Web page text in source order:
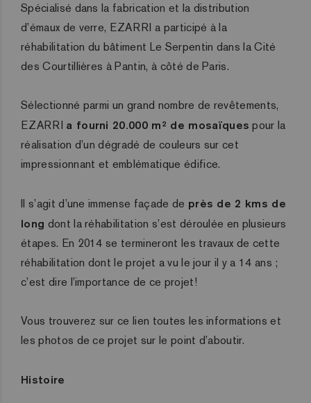
Spécialisé dans la fabrication et la distribution
d’émaux de verre, EZARRI a participé à la
réhabilitation du bâtiment Le Serpentin dans la Cité
des Courtillières à Pantin, à côté de Paris.
Sélectionné parmi un grand nombre de revêtements,
EZARRI a fourni 20.000 m² de mosaïques pour la
réalisation d’un dégradé de couleurs sur cet
impressionnant et emblématique édifice.
Il s’agit d’une immense façade de près de 2 kms de
long dont la réhabilitation s’est déroulée en plusieurs
étapes. En 2014 se termineront les travaux de cette
réhabilitation dont le projet a vu le jour il y a 14 ans ;
c’est dire l’importance de ce projet!
Vous trouverez sur ce lien toutes les informations et
les photos de ce projet sur le point d’aboutir.
Histoire